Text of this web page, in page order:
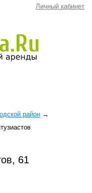
Личный кабинет
район →
61